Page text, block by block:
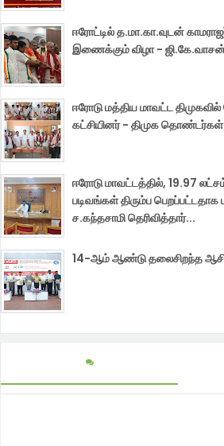
ஈரோட்டில் த.மா.கா.வுடன்
இணைக்கும் விழா - ஜி.கே.வாசன்
ஈரோடு மத்திய மாவட்ட
கட்சியினர் - திமுக
ஈரோடு மாவட்டத்தில், 19.97
படிவங்கள் திரும்ப
ச.கந்தசாமி தெரிவித்தார்...
14-ஆம் ஆண்டு தலைசிறந்த